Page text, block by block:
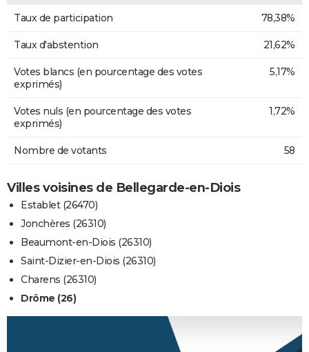
Taux de participation 78,38%
Taux d'abstention 21,62%
Votes blancs (en pourcentage des votes
exprimés)
5,17%
Votes nuls (en pourcentage des votes
exprimés)
1,72%
Nombre de votants 58
Villes voisines de Bellegarde-en-Diois
Establet (26470)
Jonchères (26310)
Beaumont-en-Diois (26310)
Saint-Dizier-en-Diois (26310)
Charens (26310)
Drôme (26)